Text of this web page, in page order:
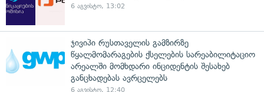
6 აგვისტო, 13:02
ჯივიპი რუსთაველის გამზირზე
წყალმომარაგების ქსელების სარეაბილიტაციო
არეალში მომხდარი ინციდენტის შესახებ
განცხადებას ავრცელებს
6 აგვისტო, 12:40